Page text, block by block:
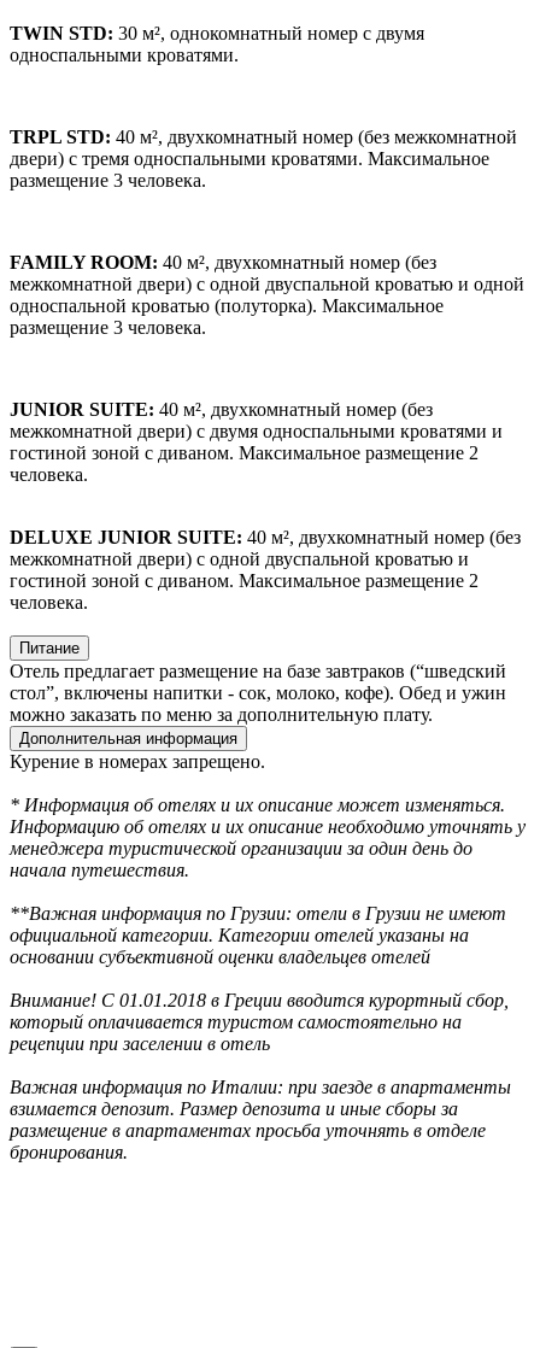
TWIN STD: 30 м², однокомнатный номер с двумя
односпальными кроватями.
TRPL STD: 40 м², двухкомнатный номер (без межкомнатной
двери) с тремя односпальными кроватями. Максимальное
размещение 3 человека.
FAMILY ROOM: 40 м², двухкомнатный номер (без
межкомнатной двери) с одной двуспальной кроватью и одной
односпальной кроватью (полуторка). Максимальное
размещение 3 человека.
JUNIOR SUITE: 40 м², двухкомнатный номер (без
межкомнатной двери) с двумя односпальными кроватями и
гостиной зоной с диваном. Максимальное размещение 2
человека.
DELUXE JUNIOR SUITE: 40 м², двухкомнатный номер (без
межкомнатной двери) с одной двуспальной кроватью и
гостиной зоной с диваном. Максимальное размещение 2
человека.
Питание
Отель предлагает размещение на базе завтраков (“шведский
стол”, включены напитки - сок, молоко, кофе). Обед и ужин
можно заказать по меню за дополнительную плату.
Дополнительная информация
Курение в номерах запрещено.
* Информация об отелях и их описание может изменяться.
Информацию об отелях и их описание необходимо уточнять у
менеджера туристической организации за один день до
начала путешествия.
**Важная информация по Грузии: отели в Грузии не имеют
официальной категории. Категории отелей указаны на
основании субъективной оценки владельцев отелей
Внимание! С 01.01.2018 в Греции вводится курортный сбор,
который оплачивается туристом самостоятельно на
рецепции при заселении в отель
Важная информация по Италии: при заезде в апартаменты
взимается депозит. Размер депозита и иные сборы за
размещение в апартаментах просьба уточнять в отделе
бронирования.